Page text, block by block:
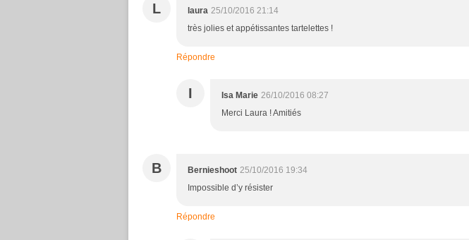
L laura 25/10/2016 21:14
très jolies et appétissantes tartelettes !
Répondre
I Isa Marie 26/10/2016 08:27
Merci Laura ! Amitiés
B Bernieshoot 25/10/2016 19:34
Impossible d’y résister
Répondre